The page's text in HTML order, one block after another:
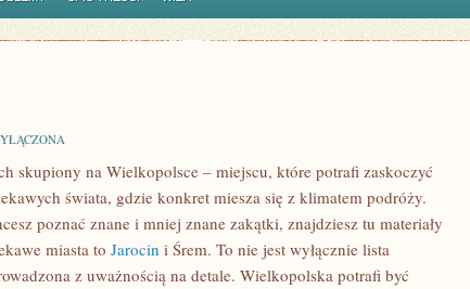
skupiony na Wielkopolsce – miejscu, które potrafi zaskoczyć
świata, gdzie konkret miesza się z klimatem podróży.
poznać znane i mniej znane zakątki, znajdziesz tu materiały
miasta to Jarocin i Śrem. To nie jest wyłącznie lista
z uważnością na detale. Wielkopolska potrafi być